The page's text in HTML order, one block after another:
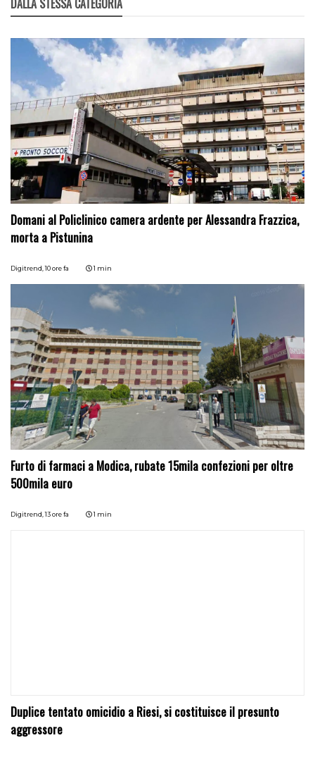
Domani al Policlinico camera ardente per Alessandra Frazzica,
morta a Pistunina
Digitrend,10 ore fa 1 min
Furto di farmaci a Modica, rubate 15mila confezioni per oltre
500mila euro
Digitrend,13 ore fa 1 min
Duplice tentato omicidio a Riesi, si costituisce il presunto
aggressore